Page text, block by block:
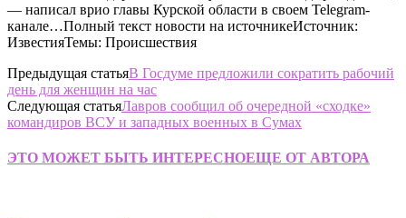
— написал врио главы Курской области в своем Telegram-
канале…Полный текст новости на источникеИсточник:
ИзвестияТемы: Происшествия
Предыдущая статьяВ Госдуме предложили сократить рабочий
день для женщин на час
Следующая статьяЛавров сообщил об очередной «сходке»
командиров ВСУ и западных военных в Сумах
ЭТО МОЖЕТ БЫТЬ ИНТЕРЕСНОЕЩЕ ОТ АВТОРА